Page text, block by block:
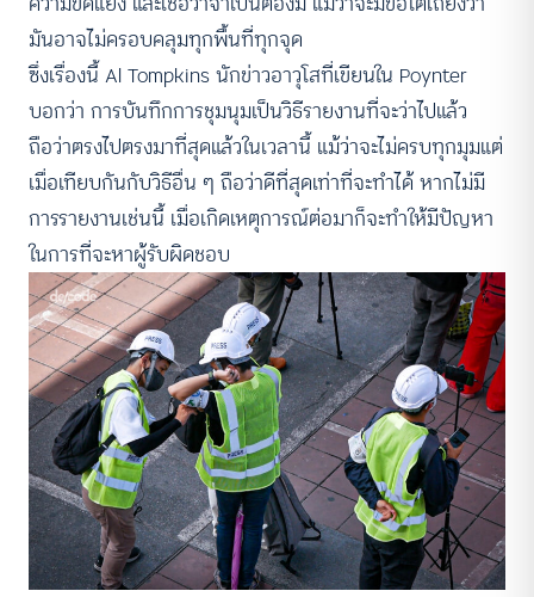
มันอาจไม่ครอบคลุมทุกพื้นที่ทุกจุด
ซึ่งเรื่องนี้ Al Tompkins นักข่าวอาวุโสที่เขียนใน Poynter
บอกว่า การบันทึกการชุมนุมเป็นวิธีรายงานที่จะว่าไปแล้ว
ถือว่าตรงไปตรงมาที่สุดแล้วในเวลานี้ แม้ว่าจะไม่ครบทุกมุมแต่
เมื่อเทียบกันกับวิธีอื่น ๆ ถือว่าดีที่สุดเท่าที่จะทำได้ หากไม่มี
การรายงานเช่นนี้ เมื่อเกิดเหตุการณ์ต่อมาก็จะทำให้มีปัญหา
ในการที่จะหาผู้รับผิดชอบ